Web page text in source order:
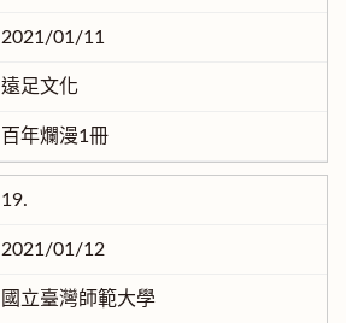
2021/01/11
遠足文化
百年爛漫1冊
19.
2021/01/12
國立臺灣師範大學